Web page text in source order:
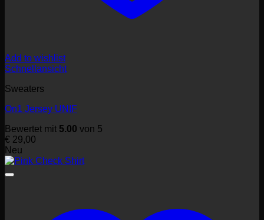
Add to wishlist
Schnellansicht
Sweaters
On1 Jersey UNIF
Bewertet mit 5.00 von 5
€ 29,00
Neu